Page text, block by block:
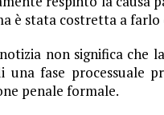
è stata costretta a
non significa che
una fase processuale
penale formale.